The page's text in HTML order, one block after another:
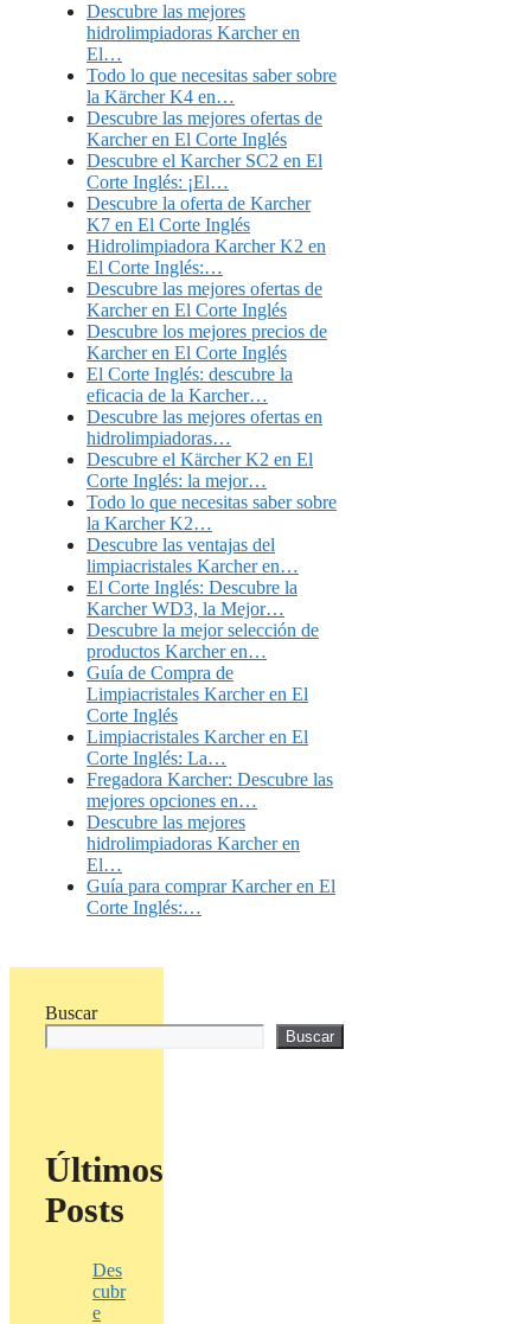
Descubre las mejores
hidrolimpiadoras Karcher en
El…
Todo lo que necesitas saber sobre
la Kärcher K4 en…
Descubre las mejores ofertas de
Karcher en El Corte Inglés
Descubre el Karcher SC2 en El
Corte Inglés: ¡El…
Descubre la oferta de Karcher
K7 en El Corte Inglés
Hidrolimpiadora Karcher K2 en
El Corte Inglés:…
Descubre las mejores ofertas de
Karcher en El Corte Inglés
Descubre los mejores precios de
Karcher en El Corte Inglés
El Corte Inglés: descubre la
eficacia de la Karcher…
Descubre las mejores ofertas en
hidrolimpiadoras…
Descubre el Kärcher K2 en El
Corte Inglés: la mejor…
Todo lo que necesitas saber sobre
la Karcher K2…
Descubre las ventajas del
limpiacristales Karcher en…
El Corte Inglés: Descubre la
Karcher WD3, la Mejor…
Descubre la mejor selección de
productos Karcher en…
Guía de Compra de
Limpiacristales Karcher en El
Corte Inglés
Limpiacristales Karcher en El
Corte Inglés: La…
Fregadora Karcher: Descubre las
mejores opciones en…
Descubre las mejores
hidrolimpiadoras Karcher en
El…
Guía para comprar Karcher en El
Corte Inglés:…
Buscar
Buscar
Últimos
Posts
Des
cubr
e